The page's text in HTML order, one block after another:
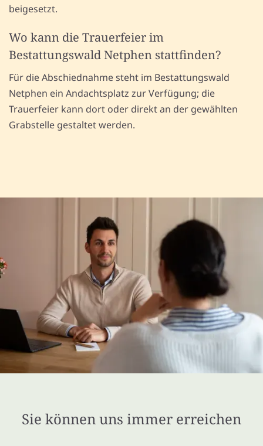
beigesetzt.
Wo kann die Trauerfeier im
Bestattungswald Netphen stattfinden?
Für die Abschiednahme steht im Bestattungswald
Netphen ein Andachtsplatz zur Verfügung; die
Trauerfeier kann dort oder direkt an der gewählten
Grabstelle gestaltet werden.
Sie können uns immer erreichen